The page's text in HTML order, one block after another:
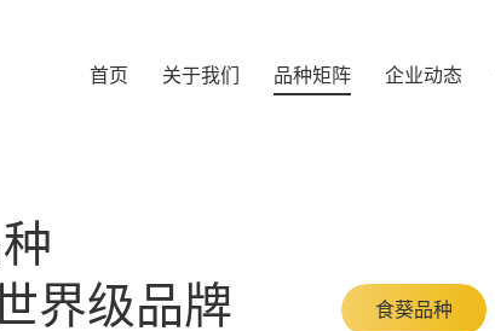
首页 关于我们 品种矩阵 企业动态
界级品牌
食葵品种